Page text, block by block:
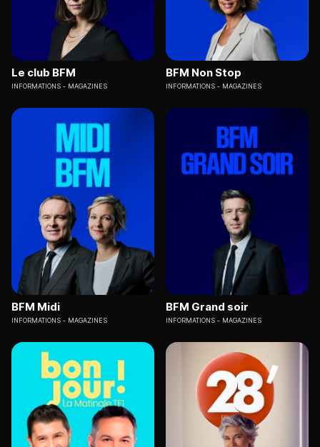
Le club BFM
INFORMATIONS MAGAZINES
BFM Non Stop
INFORMATIONS MAGAZINES
BFM Midi
INFORMATIONS MAGAZINES
BFM Grand soir
INFORMATIONS MAGAZINES